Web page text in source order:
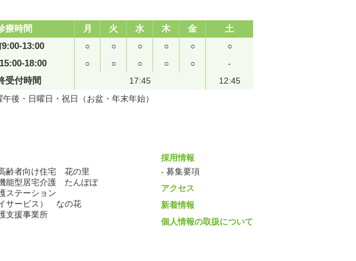
療時間 月 火 水 木 金
土
13:00
○ ○ ○ ○ ○ ○
18:00 ○ ○ ○ ○ ○ -
受付時間 17:45
12:45
後・日曜日・祝日（お盆・年末年始）
齢者向け住宅 花の里
能型居宅介護 たんぽぽ
ステーション
サービス） なの花
支援事業所
採用情報
- 募集要項
アクセス
新着情報
個人情報の取扱について